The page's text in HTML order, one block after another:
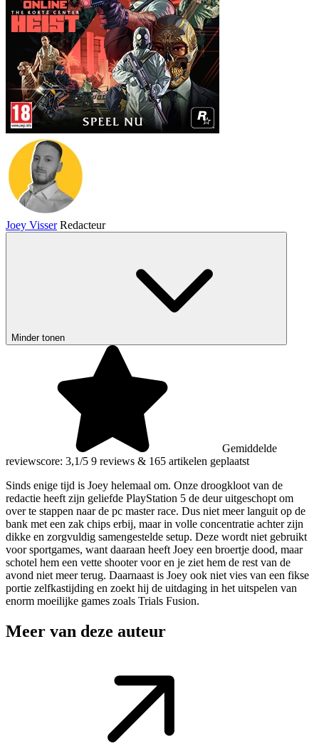
Joey Visser Redacteur
Minder tonen
Gemiddelde
reviewscore: 3,1/5 9 reviews & 165 artikelen geplaatst
Sinds enige tijd is Joey helemaal om. Onze droogkloot van de
redactie heeft zijn geliefde PlayStation 5 de deur uitgeschopt om
over te stappen naar de pc master race. Dus niet meer languit op de
bank met een zak chips erbij, maar in volle concentratie achter zijn
dikke en zorgvuldig samengestelde setup. Deze wordt niet gebruikt
voor sportgames, want daaraan heeft Joey een broertje dood, maar
schotel hem een vette shooter voor en je ziet hem de rest van de
avond niet meer terug. Daarnaast is Joey ook niet vies van een fikse
portie zelfkastijding en zoekt hij de uitdaging in het uitspelen van
enorm moeilijke games zoals Trials Fusion.
Meer van deze auteur